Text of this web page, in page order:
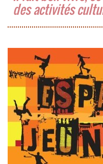
des activités